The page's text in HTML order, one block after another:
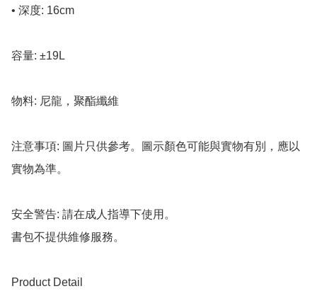
• 深度: 16cm
容量: ±19L
物料: 尼龍，聚酯纖維
注意事項: 圖片只供參考。圖示顏色可能與實物有別，應以
實物為準。
安全警告: 請在成人指導下使用。
書包不提供維修服務。
Product Detail